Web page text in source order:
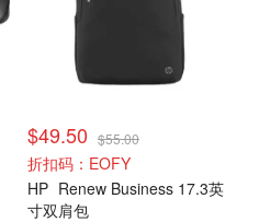
$49.50 $55.00
折扣码：EOFY
HP Renew Business 17.3英
寸双肩包